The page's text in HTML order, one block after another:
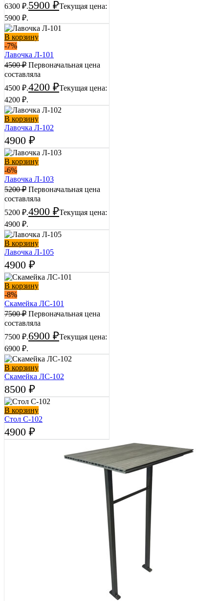
6300 ₽.5900 ₽Текущая цена:
5900 ₽.
В корзину
-7%
Лавочка Л-101
4500₽ Первоначальная цена
составляла
4500 ₽.4200 ₽Текущая цена:
4200 ₽.
В корзину
Лавочка Л-102
4900 ₽
В корзину
-6%
Лавочка Л-103
5200₽ Первоначальная цена
составляла
5200 ₽.4900 ₽Текущая цена:
4900 ₽.
В корзину
Лавочка Л-105
4900 ₽
В корзину
-8%
Скамейка ЛС-101
7500₽ Первоначальная цена
составляла
7500 ₽.6900 ₽Текущая цена:
6900 ₽.
В корзину
Скамейка ЛС-102
8500 ₽
В корзину
Стол С-102
4900 ₽